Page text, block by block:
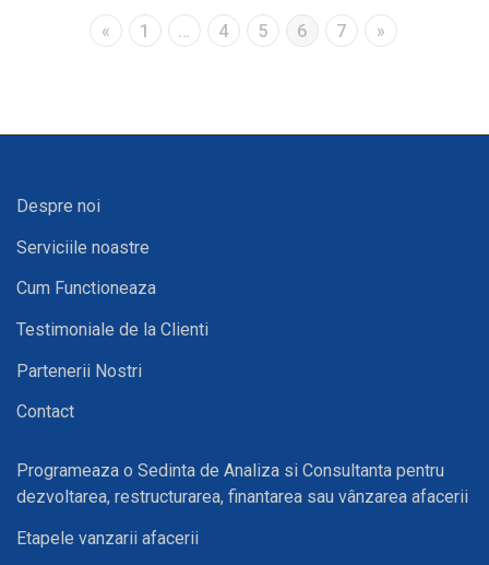
« 1 … 4 5 6 7 »
Despre noi
Serviciile noastre
Cum Functioneaza
Testimoniale de la Clienti
Partenerii Nostri
Contact
Programeaza o Sedinta de Analiza si Consultanta pentru
dezvoltarea, restructurarea, finantarea sau vânzarea afacerii
Etapele vanzarii afacerii